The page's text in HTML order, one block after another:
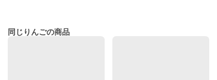
同じりんごの商品